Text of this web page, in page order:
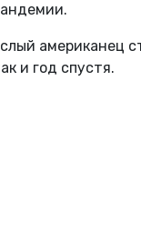
американец
и год спустя.